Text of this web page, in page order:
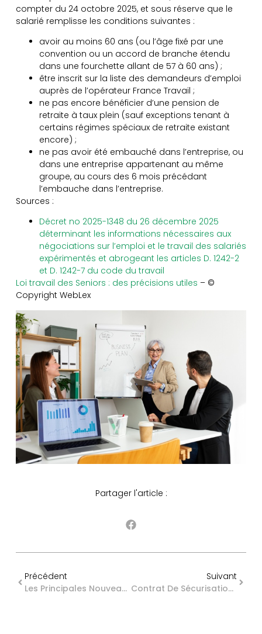
compter du 24 octobre 2025, et sous réserve que le
salarié remplisse les conditions suivantes :
avoir au moins 60 ans (ou l’âge fixé par une
convention ou un accord de branche étendu
dans une fourchette allant de 57 à 60 ans) ;
être inscrit sur la liste des demandeurs d’emploi
auprès de l’opérateur France Travail ;
ne pas encore bénéficier d’une pension de
retraite à taux plein (sauf exceptions tenant à
certains régimes spéciaux de retraite existant
encore) ;
ne pas avoir été embauché dans l’entreprise, ou
dans une entreprise appartenant au même
groupe, au cours des 6 mois précédant
l’embauche dans l’entreprise.
Sources :
Décret no 2025-1348 du 26 décembre 2025
déterminant les informations nécessaires aux
négociations sur l’emploi et le travail des salariés
expérimentés et abrogeant les articles D. 1242-2
et D. 1242-7 du code du travail
Loi travail des Seniors : des précisions utiles – ©
Copyright WebLex
Partager l'article :
Précédent
Les Principales Nouveautés Sociales En 2026 Pour Le Secteur Agricole
Suivant
Contrat De Sécurisation Professionnelle : Reconduction Pour Une Année Supplémentaire